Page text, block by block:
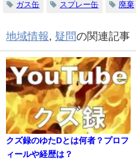
ガス缶 スプレー缶 廃棄
地域情報, 疑問の関連記事
クズ録のゆたDとは何者？プロフ
ィールや経歴は？